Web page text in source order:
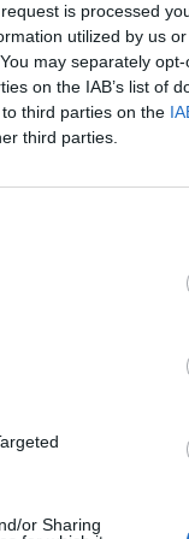
is processed
utilized by us
may separately
on the IAB’s list of
third parties on the
third parties.
or Sharing
"túlságosan
legyenek az EKB
kérdésekre...
olvasása